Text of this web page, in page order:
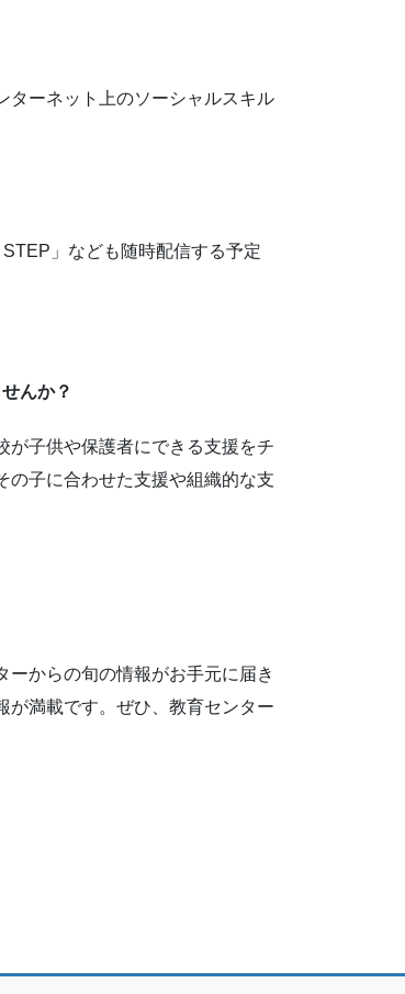
ターネット上のソーシャルスキル
」なども随時配信する予定
んか？
子供や保護者にできる支援をチ
の子に合わせた支援や組織的な支
からの旬の情報がお手元に届き
が満載です。ぜひ、教育センター